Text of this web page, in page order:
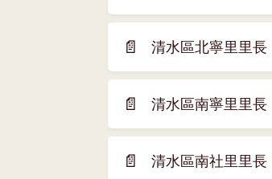
窗)
開
新
視
窗)
📄 清水區北寧里里長
(另
開
新
視
窗)
📄 清水區南寧里里長
(另
開
新
視
📄 清水區南社里里長
(另